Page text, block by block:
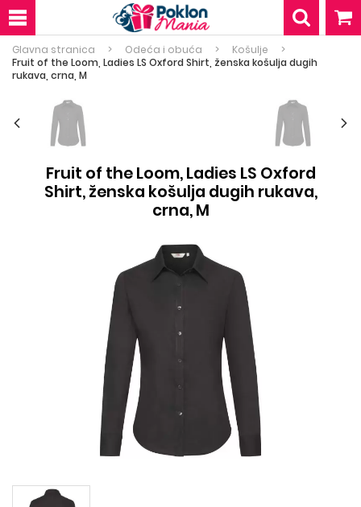
Glavna stranica Odeća i obuća
Košulje
Fruit of the Loom, Ladies LS Oxford Shirt, ženska košulja dugih
rukava, crna, M
Fruit of the Loom, Ladies LS Oxford
Shirt, ženska košulja dugih rukava,
crna, M